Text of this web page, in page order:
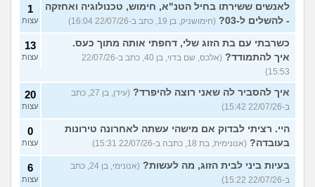
לאנשים ששירתו בחיל הטנ"א, חימוש, טכנולוגיה ואחזקה
- להשלים ל-03?
(חימושניק, בן 19, כתב ב-22/07/26 16:04)
1
עצות
כשרבתי עם בת הזוג שלי, דחפתי אותה מתוך כעס.
איך להתמודד?
(אלכס, שם בדוי, בן 40, כתב ב-22/07/26
15:53)
13
עצות
איך להסביר לה שאני רוצה להיפרד?
(עידן, בן 27, כתב
ב-22/07/26 15:42)
20
עצות
היי. רציתי לבדוק אם מישהי עשתה לאחרונה טירונות
בעובדה? (אנונימית, בת 18, כתבה ב-22/07/26 15:31)
0
עצות
בעיות ביני לבית הזוג, מה לעשות?
(אנונימי, בן 24, כתב
ב-22/07/26 15:22)
6
עצות